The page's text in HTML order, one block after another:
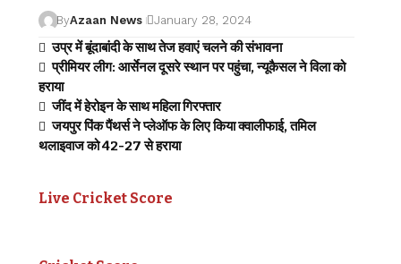
ByAzaan News January 28, 2024
उप्र में बूंदाबांदी के साथ तेज हवाएं चलने की संभावना
प्रीमियर लीग: आर्सेनल दूसरे स्थान पर पहुंचा, न्यूकैसल ने विला को
हराया
जींद में हेरोइन के साथ महिला गिरफ्तार
जयपुर पिंक पैंथर्स ने प्लेऑफ के लिए किया क्वालीफाई, तमिल
थलाइवाज को 42-27 से हराया
Live Cricket Score